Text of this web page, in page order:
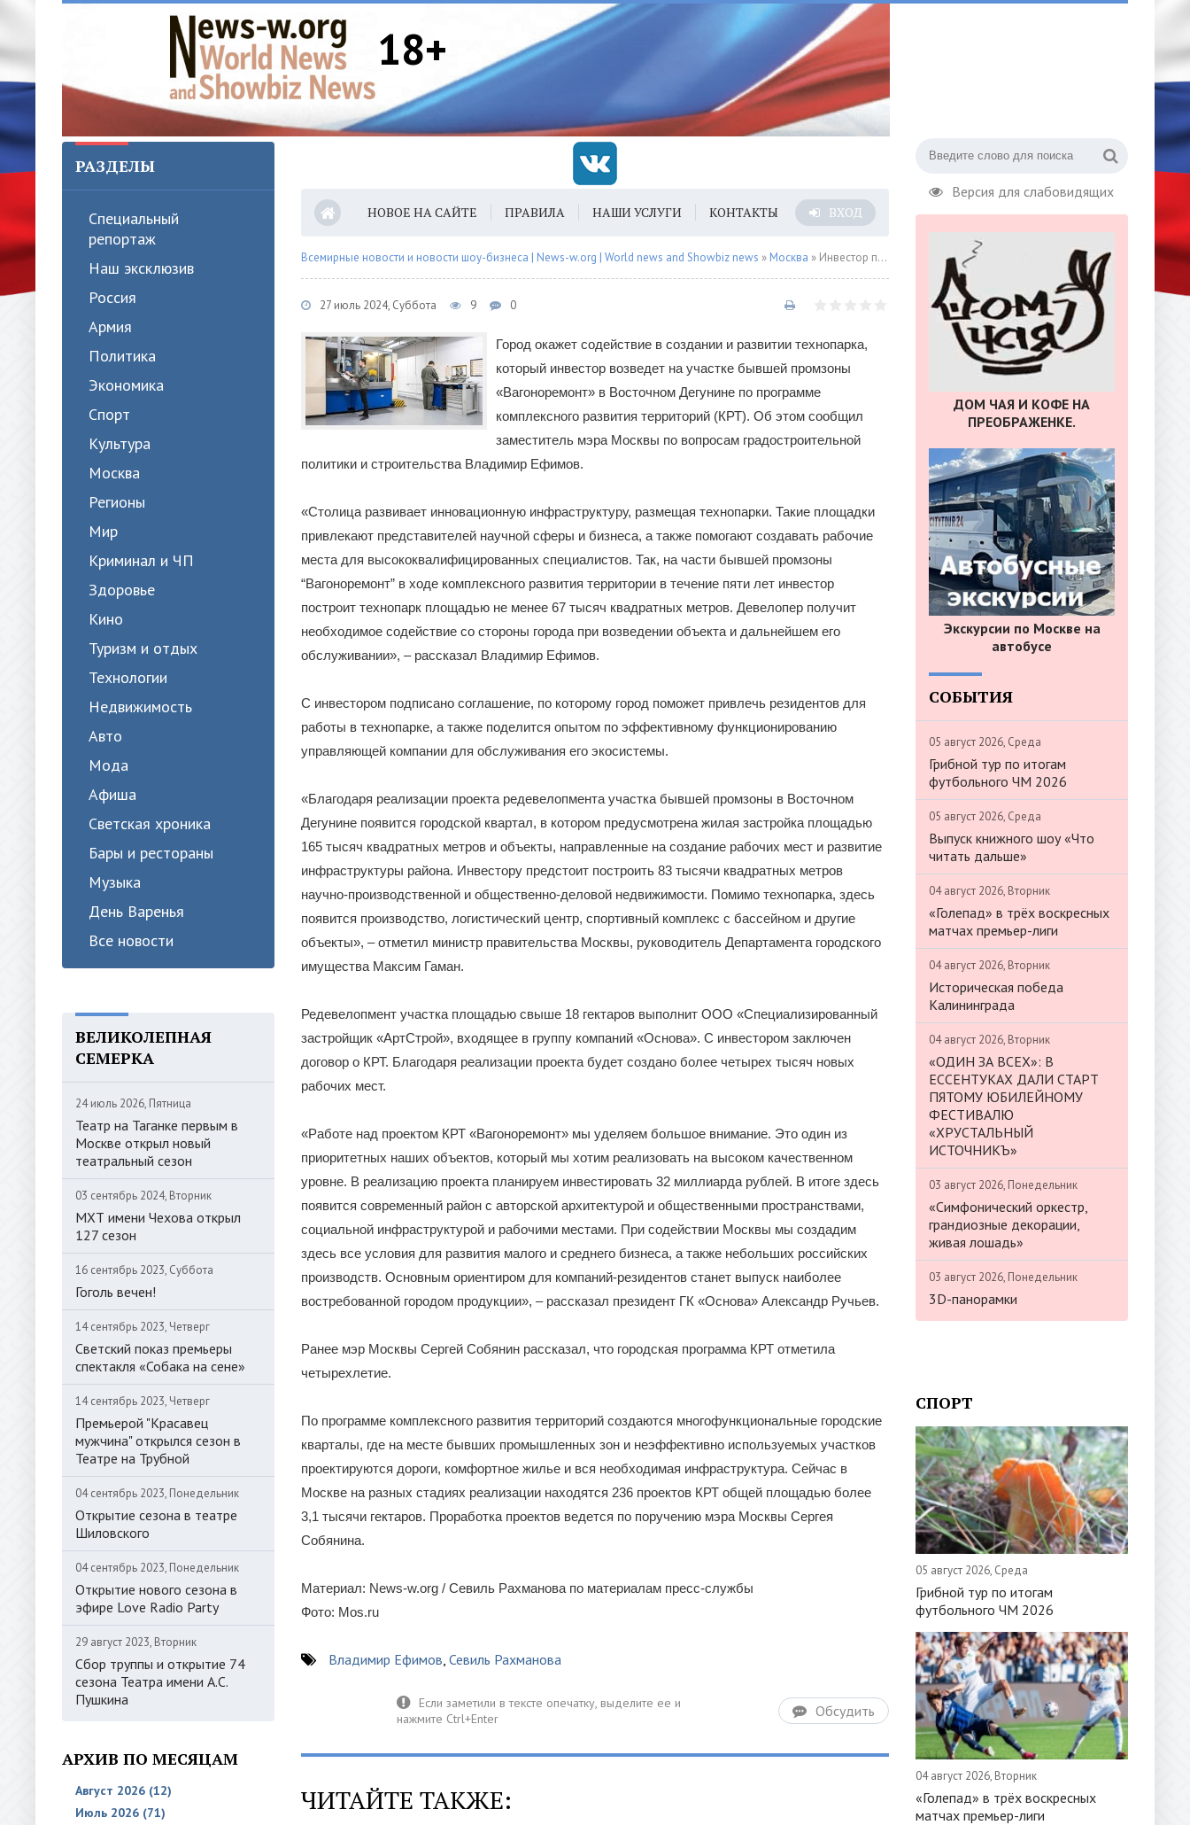
18+
Версия для слабовидящих
РАЗДЕЛЫ
Специальный
репортаж
Наш эксклюзив
Россия
Армия
Политика
Экономика
Спорт
Культура
Москва
Регионы
Мир
Криминал и ЧП
Здоровье
Кино
Туризм и отдых
Технологии
Недвижимость
Авто
Мода
Афиша
Светская хроника
Бары и рестораны
Музыка
День Варенья
Все новости
ВЕЛИКОЛЕПНАЯ
СЕМЕРКА
24 июль 2026, Пятница
Театр на Таганке первым в
Москве открыл новый
театральный сезон
03 сентябрь 2024, Вторник
МХТ имени Чехова открыл
127 сезон
16 сентябрь 2023, Суббота
Гоголь вечен!
14 сентябрь 2023, Четверг
Светский показ премьеры
спектакля «Собака на сене»
14 сентябрь 2023, Четверг
Премьерой "Красавец
мужчина" открылся сезон в
Театре на Трубной
04 сентябрь 2023, Понедельник
Открытие сезона в театре
Шиловского
04 сентябрь 2023, Понедельник
Открытие нового сезона в
эфире Love Radio Party
29 август 2023, Вторник
Сбор труппы и открытие 74
сезона Театра имени А.С.
Пушкина
АРХИВ ПО МЕСЯЦАМ
Август 2026 (12)
Июль 2026 (71)
НОВОЕ НА САЙТЕ ПРАВИЛА НАШИ УСЛУГИ КОНТАКТЫ ВХОД
Всемирные новости и новости шоу-бизнеса | News-w.org | World news and Showbiz news » Москва » Инвестор построит технопарк в Восточном Дегунине при поддержке города
27 июль 2024, Суббота 9 0
Город окажет содействие в создании и развитии технопарка,
который инвестор возведет на участке бывшей промзоны
«Вагоноремонт» в Восточном Дегунине по программе
комплексного развития территорий (КРТ). Об этом сообщил
заместитель мэра Москвы по вопросам градостроительной
политики и строительства Владимир Ефимов.
«Столица развивает инновационную инфраструктуру, размещая технопарки. Такие площадки
привлекают представителей научной сферы и бизнеса, а также помогают создавать рабочие
места для высококвалифицированных специалистов. Так, на части бывшей промзоны
“Вагоноремонт” в ходе комплексного развития территории в течение пяти лет инвестор
построит технопарк площадью не менее 67 тысяч квадратных метров. Девелопер получит
необходимое содействие со стороны города при возведении объекта и дальнейшем его
обслуживании», – рассказал Владимир Ефимов.
С инвестором подписано соглашение, по которому город поможет привлечь резидентов для
работы в технопарке, а также поделится опытом по эффективному функционированию
управляющей компании для обслуживания его экосистемы.
«Благодаря реализации проекта редевелопмента участка бывшей промзоны в Восточном
Дегунине появится городской квартал, в котором предусмотрена жилая застройка площадью
165 тысяч квадратных метров и объекты, направленные на создание рабочих мест и развитие
инфраструктуры района. Инвестору предстоит построить 83 тысячи квадратных метров
научно-производственной и общественно-деловой недвижимости. Помимо технопарка, здесь
появится производство, логистический центр, спортивный комплекс с бассейном и другие
объекты», – отметил министр правительства Москвы, руководитель Департамента городского
имущества Максим Гаман.
Редевелопмент участка площадью свыше 18 гектаров выполнит ООО «Специализированный
застройщик «АртСтрой», входящее в группу компаний «Основа». С инвестором заключен
договор о КРТ. Благодаря реализации проекта будет создано более четырех тысяч новых
рабочих мест.
«Работе над проектом КРТ «Вагоноремонт» мы уделяем большое внимание. Это один из
приоритетных наших объектов, который мы хотим реализовать на высоком качественном
уровне. В реализацию проекта планируем инвестировать 32 миллиарда рублей. В итоге здесь
появится современный район с авторской архитектурой и общественными пространствами,
социальной инфраструктурой и рабочими местами. При содействии Москвы мы создадим
здесь все условия для развития малого и среднего бизнеса, а также небольших российских
производств. Основным ориентиром для компаний-резидентов станет выпуск наиболее
востребованной городом продукции», – рассказал президент ГК «Основа» Александр Ручьев.
Ранее мэр Москвы Сергей Собянин рассказал, что городская программа КРТ отметила
четырехлетие.
По программе комплексного развития территорий создаются многофункциональные городские
кварталы, где на месте бывших промышленных зон и неэффективно используемых участков
проектируются дороги, комфортное жилье и вся необходимая инфраструктура. Сейчас в
Москве на разных стадиях реализации находятся 236 проектов КРТ общей площадью более
3,1 тысячи гектаров. Проработка проектов ведется по поручению мэра Москвы Сергея
Собянина.
Материал: News-w.org / Севиль Рахманова по материалам пресс-службы
Фото: Mos.ru
Владимир Ефимов, Севиль Рахманова
Обсудить
ЧИТАЙТЕ ТАКЖЕ:
ДОМ ЧАЯ И КОФЕ НА
ПРЕОБРАЖЕНКЕ.
Экскурсии по Москве на
автобусе
СОБЫТИЯ
05 август 2026, Среда
Грибной тур по итогам
футбольного ЧМ 2026
05 август 2026, Среда
Выпуск книжного шоу «Что
читать дальше»
04 август 2026, Вторник
«Голепад» в трёх воскресных
матчах премьер-лиги
04 август 2026, Вторник
Историческая победа
Калининграда
04 август 2026, Вторник
«ОДИН ЗА ВСЕХ»: В
ЕССЕНТУКАХ ДАЛИ СТАРТ
ПЯТОМУ ЮБИЛЕЙНОМУ
ФЕСТИВАЛЮ
«ХРУСТАЛЬНЫЙ
ИСТОЧНИКЪ»
03 август 2026, Понедельник
«Симфонический оркестр,
грандиозные декорации,
живая лошадь»
03 август 2026, Понедельник
3D-панорамки
СПОРТ
05 август 2026, Среда
Грибной тур по итогам
футбольного ЧМ 2026
04 август 2026, Вторник
«Голепад» в трёх воскресных
матчах премьер-лиги